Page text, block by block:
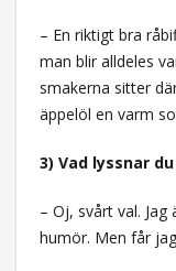
– En riktigt bra
man blir alldeles
smakerna sitter
äppelöl en varm
3) Vad lyssnar
– Oj, svårt val.
humör. Men får